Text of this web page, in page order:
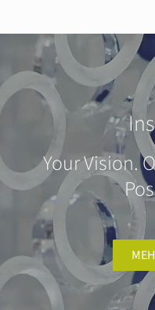
Your Vision.